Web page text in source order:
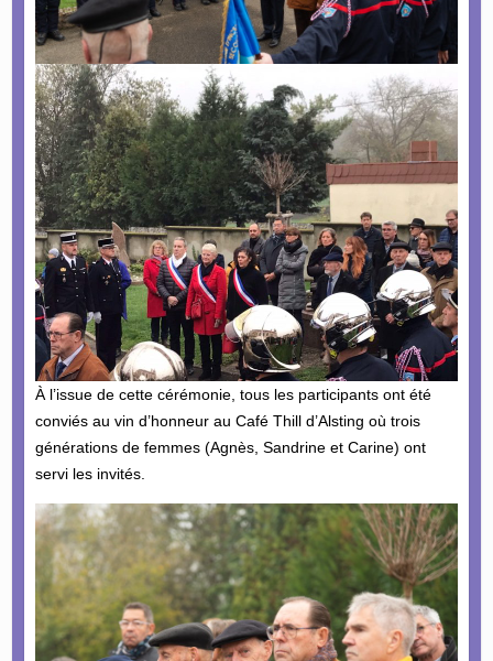
À l’issue de cette cérémonie, tous les participants ont été
conviés au vin d’honneur au Café Thill d’Alsting où trois
générations de femmes (Agnès, Sandrine et Carine) ont
servi les invités.